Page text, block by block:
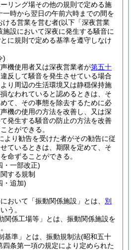
リング場その他の規則で定める施
一時から翌日の午前六時までの間を
ける営業を営む者(以下「深夜営業
施設において深夜に発生する騒音に
に規則で定める基準を遵守しなけ
)
機使用者又は深夜営業者が第五十
反して騒音を発生させている場合
り周辺の生活環境又は静穏保持施
なわれていると認めるときは、そ
て、その事態を除去するために必
機の使用の方法を改善し、又は深
発生する騒音の防止の方法を改善
とができる。
より勧告を受けた者がその勧告に従
ているときは、期限を定めて、そ
命ずることができる。
・一部改正)
する規制
・追加)
おいて「振動関係施設」とは、 別
う。
関係工場等」とは、振動関係施設を
基準」とは、振動規制法(昭和五十
四条第一項の規定により定められた